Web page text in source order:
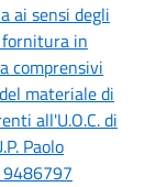
ai sensi degli
in
comprensivi
materiale di
all'U.O.C. di
Paolo
9486797